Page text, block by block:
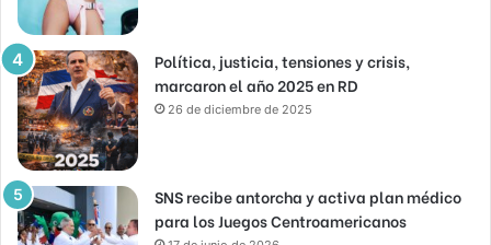
Política, justicia, tensiones y crisis,
marcaron el año 2025 en RD
26 de diciembre de 2025
SNS recibe antorcha y activa plan médico
para los Juegos Centroamericanos